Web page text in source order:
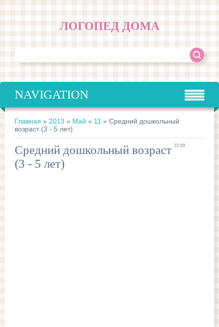
ЛОГОПЕД ДОМА
NAVIGATION
Главная » 2013 » Май » 11 » Средний дошкольный
возраст (3 - 5 лет)
22:09
Средний дошкольный возраст
(3 - 5 лет)